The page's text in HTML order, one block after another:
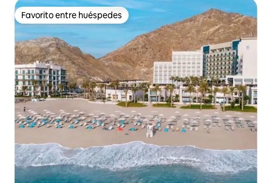
Favorito entre huéspedes
Favorito entre huéspedes